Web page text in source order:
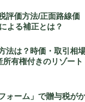
評価方法/正面路線価
よる補正とは？
法は？時価・取引相
有権付きのリゾート
ォーム」で贈与税が